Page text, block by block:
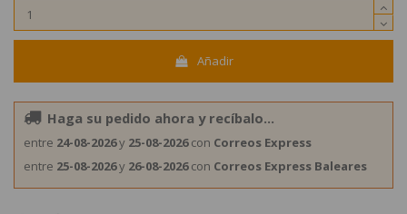
Añadir
Haga su pedido ahora y recíbalo...
entre 24-08-2026y 25-08-2026con Correos Express
entre 25-08-2026y 26-08-2026con Correos Express Baleares